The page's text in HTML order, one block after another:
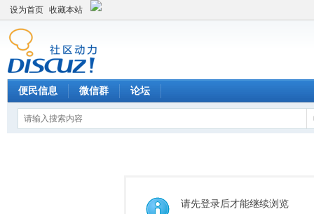
设为首页 收藏本站
便民信息 微信群 论坛
请先登录后才能继续浏览